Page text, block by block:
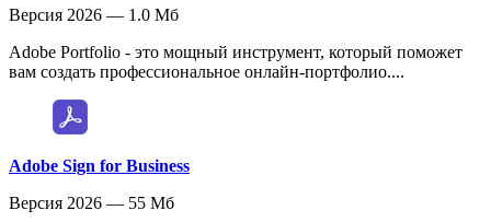
Версия 2026 — 1.0 Мб
Adobe Portfolio - это мощный инструмент, который поможет
вам создать профессиональное онлайн-портфолио....
Adobe Sign for Business
Версия 2026 — 55 Мб